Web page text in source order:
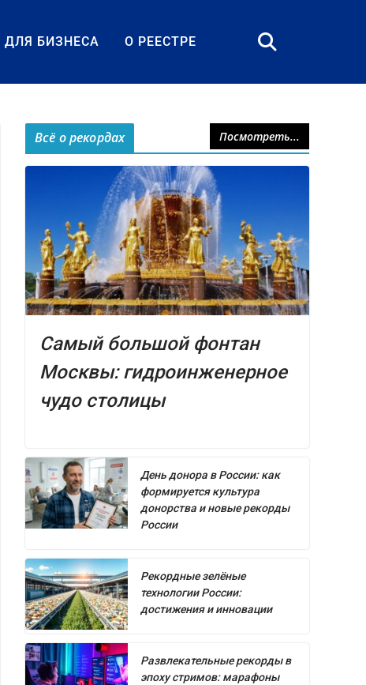
ДЛЯ БИЗНЕСА О РЕЕСТРЕ
Всё о рекордах Посмотреть...
Самый большой фонтан
Москвы: гидроинженерное
чудо столицы
День донора в России: как
формируется культура
донорства и новые рекорды
России
Рекордные зелёные
технологии России:
достижения и инновации
Развлекательные рекорды в
эпоху стримов: марафоны